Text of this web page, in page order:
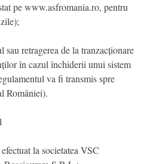
pe www.asfromania.ro, pentru
retragerea de la tranzacționare
în cazul închiderii unui sistem
va fi transmis spre
României).
la societatea VSC